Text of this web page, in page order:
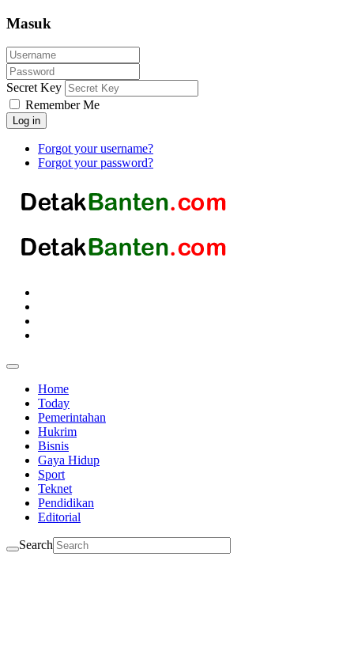
Masuk
Secret Key
Remember Me
Log in
Forgot your username?
Forgot your password?
Home
Today
Pemerintahan
Hukrim
Bisnis
Gaya Hidup
Sport
Teknet
Pendidikan
Editorial
Search